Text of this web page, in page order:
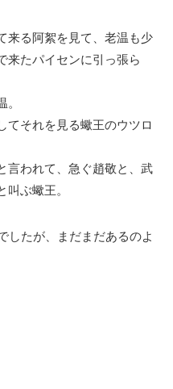
来る阿絮を見て、老温も少
来たパイセンに引っ張ら
てそれを見る蠍王のウツロ
言われて、急ぐ趙敬と、武
叫ぶ蠍王。
したが、まだまだあるのよ